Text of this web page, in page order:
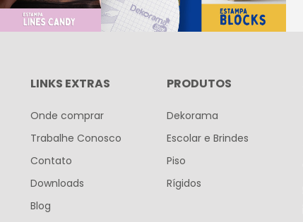
LINKS EXTRAS
Onde comprar
Trabalhe Conosco
Contato
Downloads
Blog
PRODUTOS
Dekorama
Escolar e Brindes
Piso
Rígidos